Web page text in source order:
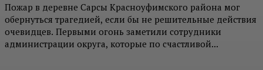
Пожар в деревне Сарсы Красноуфимского района мог
обернуться трагедией, если бы не решительные действия
очевидцев. Первыми огонь заметили сотрудники
администрации округа, которые по счастливой...